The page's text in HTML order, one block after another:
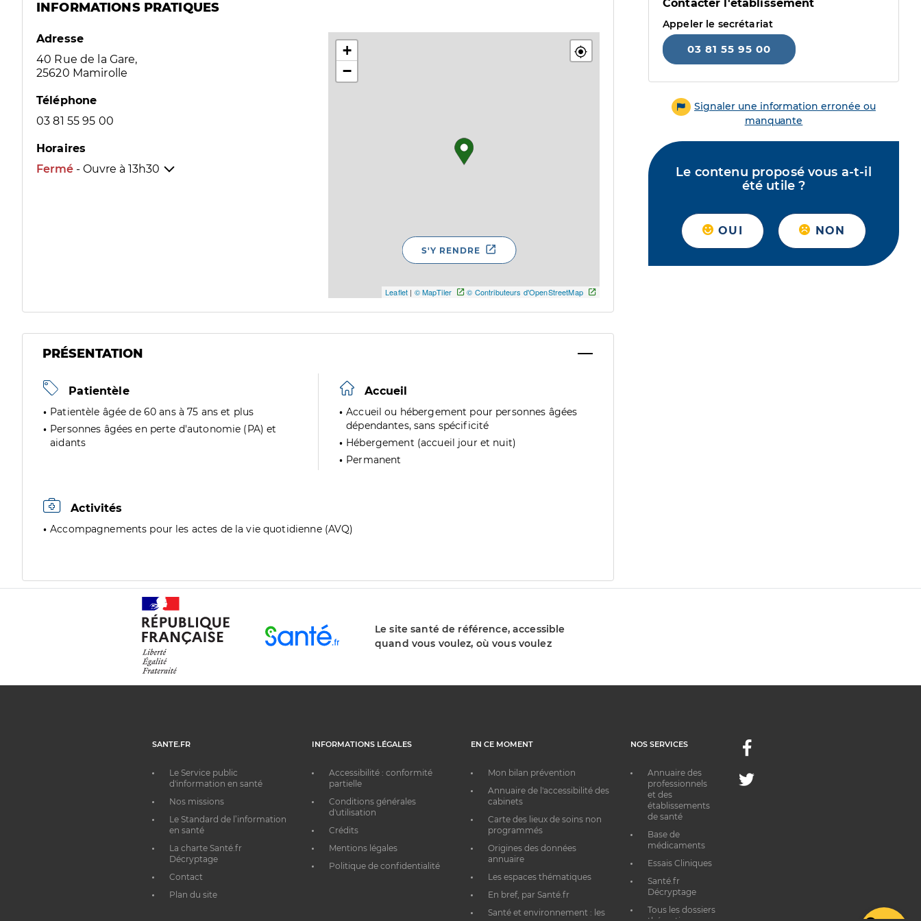
INFORMATIONS PRATIQUES
Adresse
40 Rue de la Gare,
25620 Mamirolle
Téléphone
03 81 55 95 00
Horaires
Fermé - Ouvre à 13h30
+
−
Leaflet | © MapTiler © Contributeurs d'OpenStreetMap
S'Y RENDRE
PRÉSENTATION
Patientèle
Patientèle âgée de 60 ans à 75 ans et plus
Personnes âgées en perte d'autonomie (PA) et
aidants
Accueil
Accueil ou hébergement pour personnes âgées
dépendantes, sans spécificité
Hébergement (accueil jour et nuit)
Permanent
Activités
Accompagnements pour les actes de la vie quotidienne (AVQ)
Contacter l'établissement
Appeler le secrétariat
03 81 55 95 00
Signaler une information erronée ou
manquante
Le contenu proposé vous a-t-il
été utile ?
OUI NON
Le site santé de référence, accessible
quand vous voulez, où vous voulez
SANTE.FR
Le Service public
d'information en santé
Nos missions
Le Standard de l’information
en santé
La charte Santé.fr
Décryptage
Contact
Plan du site
INFORMATIONS LÉGALES
Accessibilité : conformité
partielle
Conditions générales
d'utilisation
Crédits
Mentions légales
Politique de confidentialité
EN CE MOMENT
Mon bilan prévention
Annuaire de l'accessibilité des
cabinets
Carte des lieux de soins non
programmés
Origines des données
annuaire
Les espaces thématiques
En bref, par Santé.fr
Santé et environnement : les
NOS SERVICES
Annuaire des
professionnels
et des
établissements
de santé
Base de
médicaments
Essais Cliniques
Santé.fr
Décryptage
Tous les dossiers
Facebook
Twitter